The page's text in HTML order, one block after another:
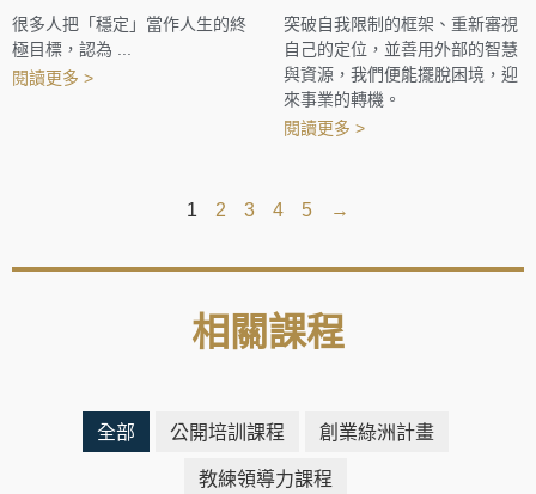
很多人把「穩定」當作人生的終
極目標，認為 ...
閱讀更多 >
突破自我限制的框架、重新審視
自己的定位，並善用外部的智慧
與資源，我們便能擺脫困境，迎
來事業的轉機。
閱讀更多 >
1 2 3 4 5 →
相關課程
全部 公開培訓課程
創業綠洲計畫
教練領導力課程